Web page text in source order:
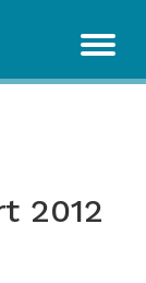
2012